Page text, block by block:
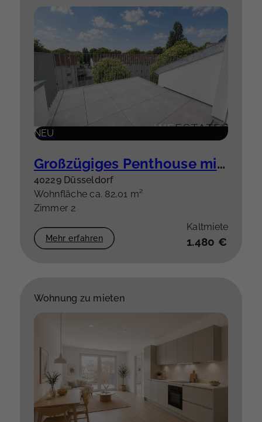
NEU
Großzügiges Penthouse mit besonderem Grundriss & hochwertiger Einbauküche plus Stellplatz
40229 Düsseldorf
Wohnfläche ca. 82,01 m²
Zimmer 2
Mehr erfahren
Kaltmiete
1.480 €
Wohnung zu mieten